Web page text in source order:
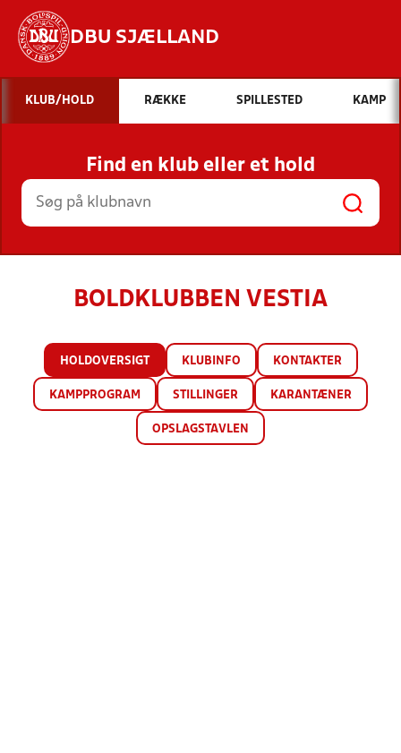
DBU SJÆLLAND
Hvad vil du søge efter?
INDHOLD OG NYHEDER
STILLINGER, RESULTATER, KLUBBER OG
HOLD
KLUB/HOLD RÆKKE SPILLESTED KAMP
Find en klub eller et hold
BOLDKLUBBEN VESTIA
HOLDOVERSIGT KLUBINFO KONTAKTER
KAMPPROGRAM STILLINGER KARANTÆNER
OPSLAGSTAVLEN